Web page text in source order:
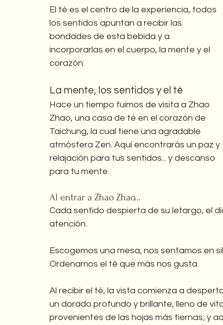
El té es el centro de la experiencia, todos
los sentidos apuntan a recibir las
bondades de esta bebida y a
incorporarlas en el cuerpo, la mente y el
corazón.
La mente, los sentidos y el té
Hace un tiempo fuimos de visita a Zhao
Zhao, una casa de té en el corazón de
Taichung, la cual tiene una agradable
atmósfera Zen. Aquí encontrarás un paz y
relajación para tus sentidos... y descanso
para tu mente.
Al entrar a Zhao Zhao...
Cada sentido despierta de su letargo, el
atención.
Escogemos una mesa, nos sentamos en
Ordenamos el té que más nos gusta.
Al recibir el té, la vista comienza a
un dorado profundo y brillante, lleno de
provenientes de las hojas más tiernas; y